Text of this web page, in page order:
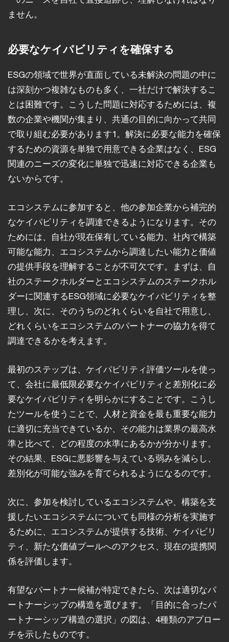
ません。
必要なケイパビリティを確保する
ESGの領域で世界が直面している未解決の問題の中に
は深刻かつ複雑なものも多く、一社だけで解決するこ
とは困難です。こうした問題に対応するためには、複
数の企業や機関が集まり、共通の目的に向かって共同
で取り組む必要があります1。解決に必要な能力を確保
するための資源を単独で用意できる企業はなく、ESG
関連のニーズの変化に単独で迅速に対応できる企業も
ないからです。
エコシステムに参加すると、他の参加企業から補完的
なケイパビリティを調達できるようになります。その
ためには、自社が現在保有している能力、社内で構築
可能な能力、エコシステムから調達したい能力と価値
の提供手段を理解することが不可欠です。まずは、自
社のステークホルダーとエコシステムのステークホル
ダーに関連するESG領域に必要なケイパビリティを整
理し、次に、そのうちのどれくらいを自社で用意し、
どれくらいをエコシステムのパートナーの協力を得て
調達できるかを考えます。
最初のステップは、ケイパビリティ評価ツールを使っ
て、会社に最低限必要なケイパビリティと差別化に必
要なケイパビリティを明らかにすることです。こうし
たツールを使うことで、人材と資金を最も重要な能力
に適切に充当できているか、その能力は業界の最高水
準と比べて、どの程度の水準にあるかが分かります。
その結果、ESGに悪影響を与えている弱みを減らし、
差別化が可能な強みを育てられるようになるのです。
次に、参加を検討しているエコシステムや、構築を支
援したいエコシステムについても同様の分析を実施す
るために、エコシステムが提供する技術、ケイパビリ
ティ、新たな価値プールへのアクセス、現在の提携関
係を評価します。
有望なパートナー候補が特定できたら、次は適切なパ
ートナーシップの構造を選びます。「目的に合ったパ
ートナーシップ構造の選択」の図は、4種類のアプロー
チを示したものです。